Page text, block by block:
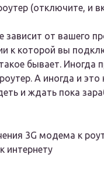
(отключите, и
зависит от вашего
к которой вы
бывает. Иногда
А иногда и это
и ждать пока
3G модема к
интернету